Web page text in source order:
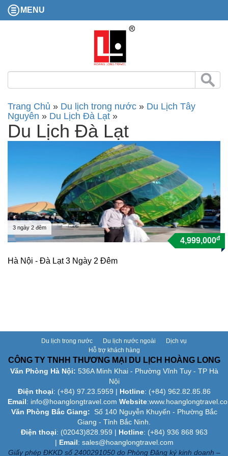
MENU
Trang Chủ » Du lịch trong nước » Du Lịch Tây
Nguyên » Du Lịch Đà Lạt »
Du Lịch Đà Lạt
3 ngày 2 đêm
4,999,000đ
Hà Nội - Đà Lạt 3 Ngày 2 Đêm
Du lịch trong nước Du lịch nước ngoài
Dịch vụ
Hỗ trợ khách hàng
CÔNG TY TNHH THƯƠNG MẠI DU LỊCH HOÀNG LONG
Văn Phòng Hà Nội: 536A Minh Khai - Phường Vĩnh Tuy - TP Hà
Nội
Điện thoại: (+84) 97.23.5959 | Hotline: (+84) 962.82.85.86
Email: info@hoanglongtravel.com Website:www.
Văn Phòng Bắc Giang: Số 140 Nguyễn Khuyến - Phường Bắc
Giang - Tỉnh Bắc Ninh.
Điện thoại: (02043)828.959 | Hotline: (+84) 936 868 963
| Email: sales@hoanglongtravel.com
Giấy phép ĐKKD số 2400291050 do Phòng Đăng ký kinh doanh –